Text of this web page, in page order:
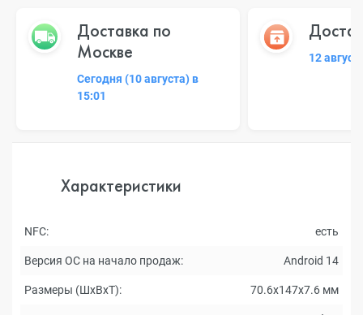
Доставка по
Москве
Сегодня (10 августа) в
15:01
12
Характеристики
NFC: есть
Версия ОС на начало продаж: Android 14
Размеры (ШxВxТ): 70.6x147x7.6 мм